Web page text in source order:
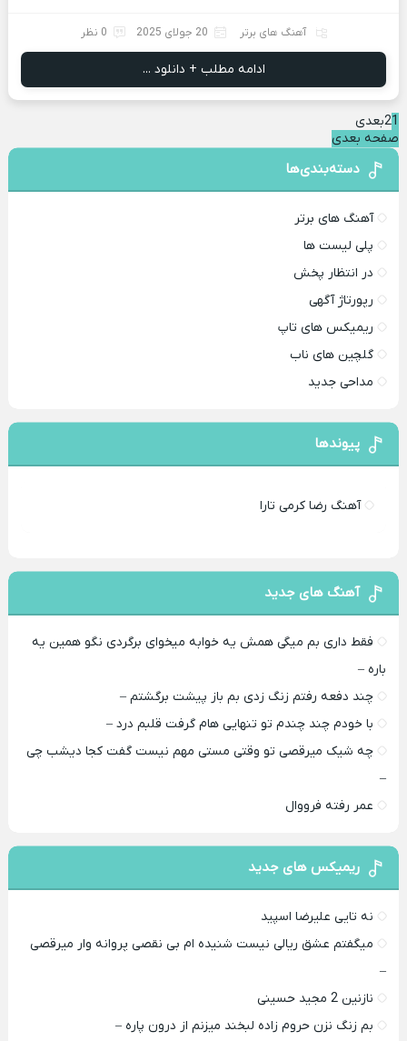
آهنگ های برتر 20 جولای 2025 0 نظر
ادامه مطلب + دانلود ...
1
2بعدی
صفحه بعدی
دسته‌بندی‌ها
آهنگ های برتر
پلی لیست ها
در انتظار پخش
رپورتاژ آگهی
ریمیکس های تاپ
گلچین های ناب
مداحی جدید
پیوندها
آهنگ رضا کرمی تارا
آهنگ های جدید
فقط داری بم میگی همش یه خوابه میخوای برگردی نگو همین یه
باره –
چند دفعه رفتم زنگ زدی بم باز پیشت برگشتم –
با خودم چند چندم تو تنهایی هام گرفت قلبم درد –
چه شیک میرقصی تو وقتی مستی مهم نیست گفت کجا دیشب چی
–
عمر رفته فرووال
ریمیکس های جدید
نه تایی علیرضا اسپید
میگفتم عشق ریالی نیست شنیده ام بی نقصی پروانه وار میرقصی
–
نازنین 2 مجید حسینی
بم زنگ نزن حروم زاده لبخند میزنم از درون پاره –